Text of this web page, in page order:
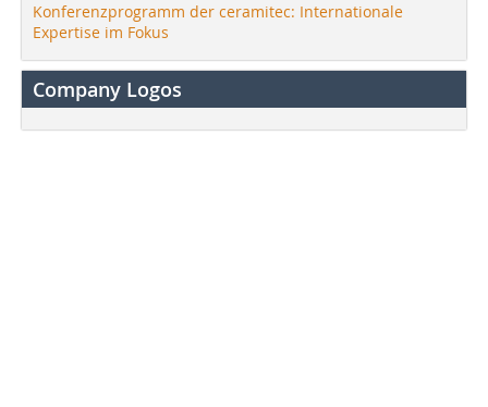
Konferenzprogramm der ceramitec: Internationale
Expertise im Fokus
Company Logos